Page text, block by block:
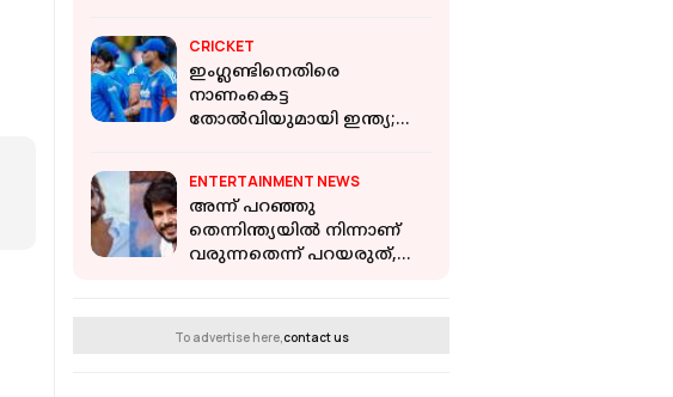
CRICKET
ഇംഗ്ലണ്ടിനെതിരെ
നാണംകെട്ട
തോൽവിയുമായി ഇന്ത്യ;
ENTERTAINMENT NEWS
അന്ന് പറഞ്ഞു
തെന്നിന്ത്യയിൽ നിന്നാണ്
വരുന്നതെന്ന് പറയരുത്,
To advertise here, contact us